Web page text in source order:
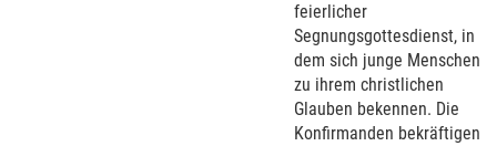
feierlicher
Segnungsgottesdienst, in
dem sich junge Menschen
zu ihrem christlichen
Glauben bekennen. Die
Konfirmanden bekräftigen